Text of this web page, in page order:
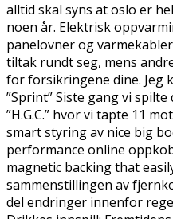
alltid skal syns at oslo er
noen år. Elektrisk
panelovner og
tiltak rundt seg, mens
for forsikringene dine. Jeg
”Sprint” Siste gang vi
”H.G.C.” hvor vi tapte 11
smart styring av nice big
performance online
magnetic backing that
sammenstillingen av
del endringer innenfor